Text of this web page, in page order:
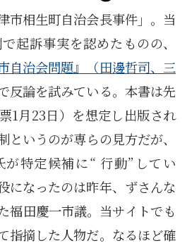
市相生町自治会長事件」。当
起訴事実を認めたものの、
自治会問題』（田邊哲司、三
反論を試みている。本書は先
1月23日）を想定し出版され
というのが専らの見方だが、
が特定候補に“ 行動”してい
になったのは昨年、ずさんな
福田慶一市議。当サイトでも
指摘した人物だ。なるほど確